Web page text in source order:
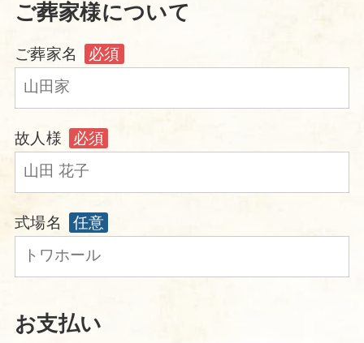
ご葬家様について
ご葬家名 必須
故人様 必須
式場名 任意
お支払い